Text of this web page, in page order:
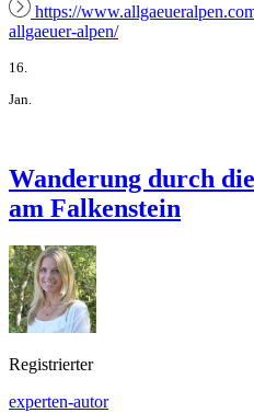
https://
allgaeuer-alpen/
16.
Jan.
Wanderung durch
am Falkenstein
Registrierter
experten-autor